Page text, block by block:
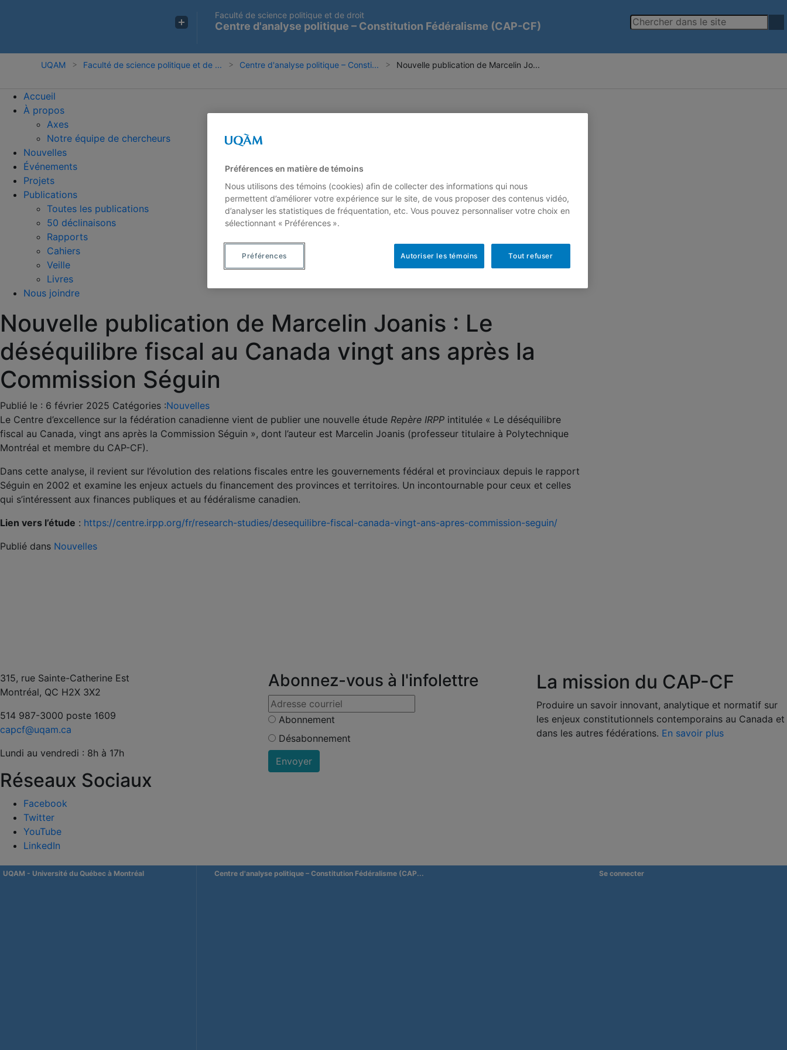
Faculté de science politique et de droit
Centre d'analyse politique – Constitution Fédéralisme (CAP-CF)
UQAM Faculté de science politique et de ... Centre d'analyse politique – Consti... Nouvelle publication de Marcelin Jo...
Accueil
À propos
Axes
Notre équipe de chercheurs
Nouvelles
Événements
Projets
Publications
Toutes les publications
50 déclinaisons
Rapports
Cahiers
Veille
Livres
Nous joindre
Nouvelle publication de Marcelin Joanis : Le
déséquilibre fiscal au Canada vingt ans après la
Commission Séguin
Publié le : 6 février 2025 Catégories :Nouvelles
Le Centre d’excellence sur la fédération canadienne vient de publier une nouvelle étude Repère IRPP intitulée « Le déséquilibre
fiscal au Canada, vingt ans après la Commission Séguin », dont l’auteur est Marcelin Joanis (professeur titulaire à Polytechnique
Montréal et membre du CAP-CF).
Dans cette analyse, il revient sur l’évolution des relations fiscales entre les gouvernements fédéral et provinciaux depuis le rapport
Séguin en 2002 et examine les enjeux actuels du financement des provinces et territoires. Un incontournable pour ceux et celles
qui s’intéressent aux finances publiques et au fédéralisme canadien.
Lien vers l’étude : https://centre.irpp.org/fr/research-studies/desequilibre-fiscal-canada-vingt-ans-apres-commission-seguin/
Publié dans Nouvelles
315, rue Sainte-Catherine Est
Montréal, QC H2X 3X2
514 987-3000 poste 1609
capcf@uqam.ca
Lundi au vendredi : 8h à 17h
Réseaux Sociaux
Facebook
Twitter
YouTube
LinkedIn
Abonnez-vous à l'infolettre
Abonnement
Désabonnement
La mission du CAP-CF
Produire un savoir innovant, analytique et normatif sur
les enjeux constitutionnels contemporains au Canada et
dans les autres fédérations. En savoir plus
UQAM - Université du Québec à Montréal Centre d'analyse politique – Constitution Fédéralisme (CAP... Se connecter
Préférences en matière de témoins
Nous utilisons des témoins (cookies) afin de collecter des informations qui nous
permettent d’améliorer votre expérience sur le site, de vous proposer des contenus vidéo,
d’analyser les statistiques de fréquentation, etc. Vous pouvez personnaliser votre choix en
sélectionnant « Préférences ».
Tout refuser
Autoriser les témoins
Préférences